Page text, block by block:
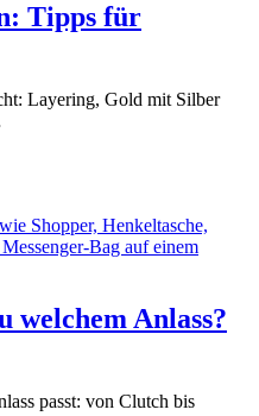
Tipps für
Layering, Gold mit Silber
welchem Anlass?
passt: von Clutch bis